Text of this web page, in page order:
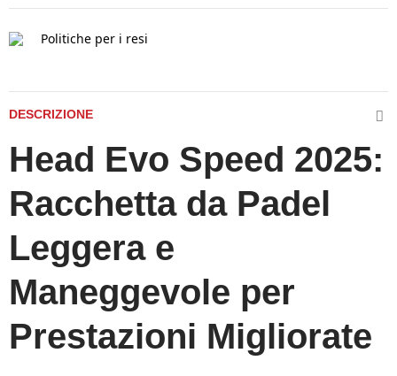
Politiche per i resi
DESCRIZIONE
Head Evo Speed 2025:
Racchetta da Padel
Leggera e
Maneggevole per
Prestazioni Migliorate